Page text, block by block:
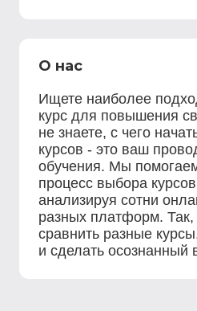
О нас
Ищете наиболее
курс для повышения
не знаете, с чего
курсов - это ваш
обучения. Мы
процесс выбора
анализируя сотни
разных платформ.
сравнить разные
и сделать осознанный